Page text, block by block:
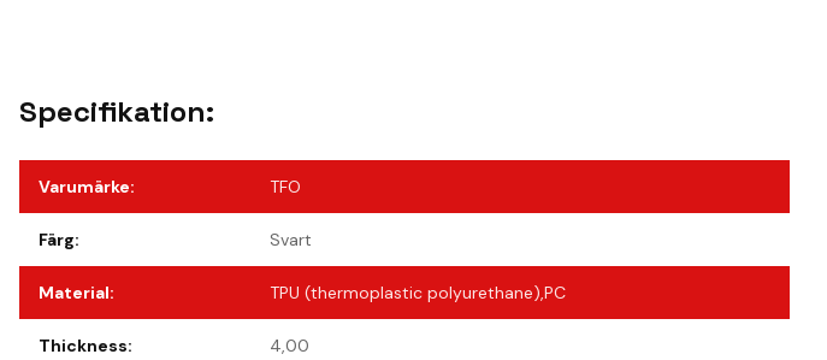
Specifikation:
Varumärke: TFO
Färg: Svart
Material: TPU (thermoplastic polyurethane),PC
Thickness: 4,00